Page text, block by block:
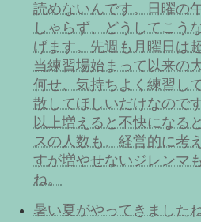
読めないんです。日曜の
しゃらず、どうしてこう
げます。先週も月曜日は
当練習場始まって以来の
何せ、気持ちよく練習し
散してほしいだけなので
以上増えると不快になる
スの人数も、経営的に考
すが増やせないジレンマ
ね。
暑い夏がやってきました